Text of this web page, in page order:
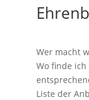
Wer macht
Wo finde ich
Liste der